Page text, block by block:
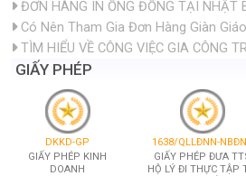
chào Anh/Chị, hiện tại tôi muốn đi xuất
Tôi nghe nói vào năm vừa qua Nhật
Chào bạn, tôi muốn tham gia xuất
TIN TỨC & SỰ KIỆN
Tại Sao Nên Chọn Nghề Chế Biến Bữa
ĐƠN HÀNG IN ỐNG ĐỒNG TẠI NHẬT
Có Nên Tham Gia Đơn Hàng Giàn Giáo
TÌM HIỂU VỀ CÔNG VIỆC GIA CÔNG